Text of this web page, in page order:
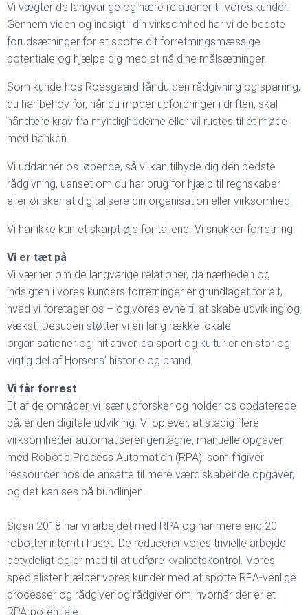
Vi vægter de langvarige og nære relationer til vores kunder.
Gennem viden og indsigt i din virksomhed har vi de bedste
forudsætninger for at spotte dit forretmingsmæssige
potentiale og hjælpe dig med at nå dine målsætninger.
Som kunde hos Roesgaard får du den rådgivning og sparring,
du har behov for, når du møder udfordringer i driften, skal
håndtere krav fra myndighederne eller vil rustes til et møde
med banken.
Vi uddanner os løbende, så vi kan tilbyde dig den bedste
rådgivning, uanset om du har brug for hjælp til regnskaber
eller ønsker at digitalisere din organisation eller virksomhed.
Vi har ikke kun et skarpt øje for tallene. Vi snakker forretning.
Vi er tæt på
Vi værner om de langvarige relationer, da nærheden og
indsigten i vores kunders forretninger er grundlaget for alt,
hvad vi foretager os – og vores evne til at skabe udvikling og
vækst. Desuden støtter vi en lang række lokale
organisationer og initiativer, da sport og kultur er en stor og
vigtig del af Horsens’ historie og brand.
Vi får forrest
Et af de områder, vi især udforsker og holder os opdaterede
på, er den digitale udvikling. Vi oplever, at stadig flere
virksomheder automatiserer gentagne, manuelle opgaver
med Robotic Process Automation (RPA), som frigiver
ressourcer hos de ansatte til mere værdiskabende opgaver,
og det kan ses på bundlinjen.
Siden 2018 har vi arbejdet med RPA og har mere end 20
robotter internt i huset. De reducerer vores trivielle arbejde
betydeligt og er med til at udføre kvalitetskontrol. Vores
specialister hjælper vores kunder med at spotte RPA-venlige
processer og rådgiver og rådgiver om, hvornår der er et
RPA-potentiale.